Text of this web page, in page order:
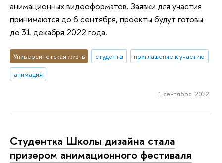
анимационных видеоформатов. Заявки для участия
принимаются до 6 сентября, проекты будут готовы
до 31 декабря 2022 года.
Университетская жизнь студенты
приглашение к участию
анимация
1 сентября 2022
Студентка Школы дизайна стала
призером анимационного фестиваля